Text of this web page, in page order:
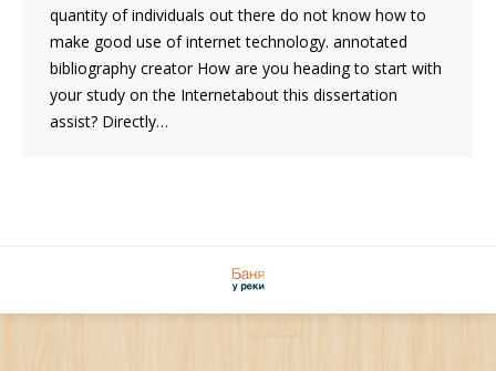
quantity of individuals out there do not know how to
make good use of internet technology. annotated
bibliography creator How are you heading to start with
your study on the Internetabout this dissertation
assist? Directly…